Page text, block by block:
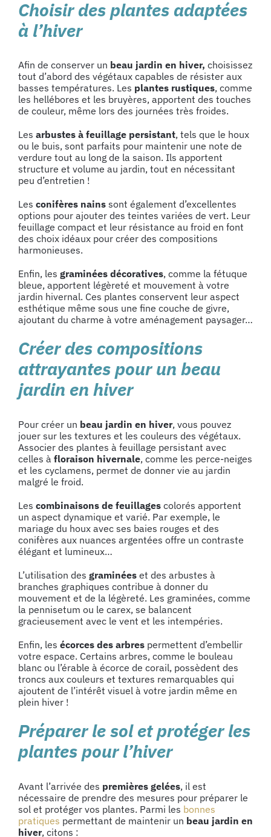
Choisir des plantes adaptées
à l’hiver
Afin de conserver un beau jardin en hiver, choisissez
tout d’abord des végétaux capables de résister aux
basses températures. Les plantes rustiques, comme
les hellébores et les bruyères, apportent des touches
de couleur, même lors des journées très froides.
Les arbustes à feuillage persistant, tels que le houx
ou le buis, sont parfaits pour maintenir une note de
verdure tout au long de la saison. Ils apportent
structure et volume au jardin, tout en nécessitant
peu d’entretien !
Les conifères nains sont également d’excellentes
options pour ajouter des teintes variées de vert. Leur
feuillage compact et leur résistance au froid en font
des choix idéaux pour créer des compositions
harmonieuses.
Enfin, les graminées décoratives, comme la fétuque
bleue, apportent légèreté et mouvement à votre
jardin hivernal. Ces plantes conservent leur aspect
esthétique même sous une fine couche de givre,
ajoutant du charme à votre aménagement paysager…
Créer des compositions
attrayantes pour un beau
jardin en hiver
Pour créer un beau jardin en hiver, vous pouvez
jouer sur les textures et les couleurs des végétaux.
Associer des plantes à feuillage persistant avec
celles à floraison hivernale, comme les perce-neiges
et les cyclamens, permet de donner vie au jardin
malgré le froid.
Les combinaisons de feuillages colorés apportent
un aspect dynamique et varié. Par exemple, le
mariage du houx avec ses baies rouges et des
conifères aux nuances argentées offre un contraste
élégant et lumineux…
L’utilisation des graminées et des arbustes à
branches graphiques contribue à donner du
mouvement et de la légèreté. Les graminées, comme
la pennisetum ou le carex, se balancent
gracieusement avec le vent et les intempéries.
Enfin, les écorces des arbres permettent d’embellir
votre espace. Certains arbres, comme le bouleau
blanc ou l’érable à écorce de corail, possèdent des
troncs aux couleurs et textures remarquables qui
ajoutent de l’intérêt visuel à votre jardin même en
plein hiver !
Préparer le sol et protéger les
plantes pour l’hiver
Avant l’arrivée des premières gelées, il est
nécessaire de prendre des mesures pour préparer le
sol et protéger vos plantes. Parmi les bonnes
pratiques permettant de maintenir un beau jardin en
hiver, citons :